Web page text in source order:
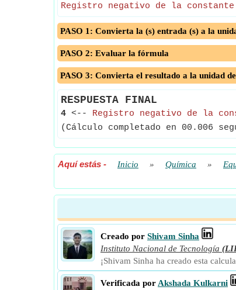
Registro negativo de la
PASO 1: Convierta la (s) entrada (s) a la
PASO 2: Evaluar la fórmula
PASO 3: Convierta el resultado a la unidad
RESPUESTA FINAL
4 <-- Registro negativo de la
(Cálculo completado en 00.006
Aquí estás - Inicio » Química »
Creado por Shivam Sinha
Instituto Nacional de Tecnología
¡Shivam Sinha ha creado esta
Verificada por Akshada Kulkarni